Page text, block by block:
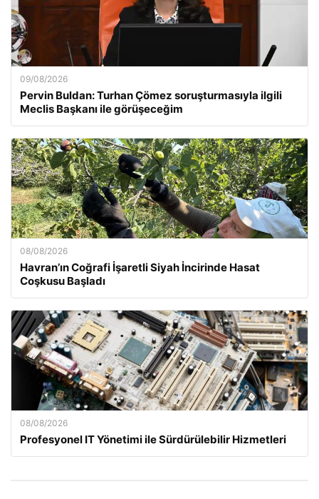
09/08/2026
Pervin Buldan: Turhan Çömez soruşturmasıyla ilgili
Meclis Başkanı ile görüşeceğim
08/08/2026
Havran’ın Coğrafi İşaretli Siyah İncirinde Hasat
Coşkusu Başladı
08/08/2026
Profesyonel IT Yönetimi ile Sürdürülebilir Hizmetleri